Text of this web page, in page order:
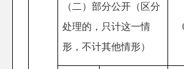
（二）部分公开（区分
处理的，只计这一情
形，不计其他情形）